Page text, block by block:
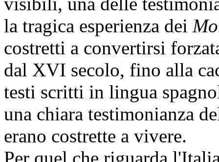
la tragica esperienza dei
costretti a convertirsi
dal XVI secolo, fino alla
testi scritti in lingua
una chiara testimonianza
erano costrette a vivere.
Per quel che riguarda